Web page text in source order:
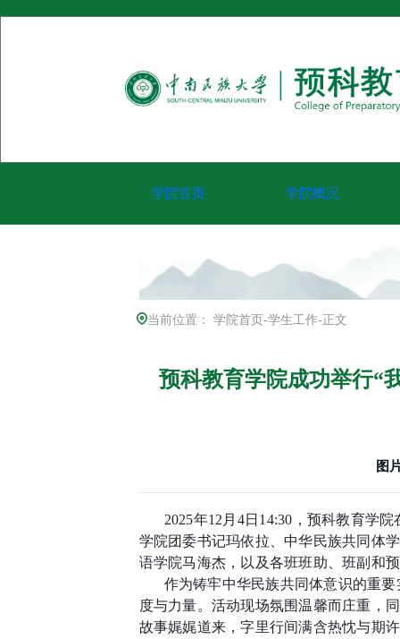
学院首页 学院概况
当前位置： 学院首页-学生工作-正文
预科教育学院成功举行“
图
2025年12 月 4日 14:30 ，预科教育学院
学院团委书记玛依拉、中华民族共同体
语学院马海杰，以及各班班助、班副和
作为铸牢中华民族共同体意识的重
度与力量。活动现场氛围温馨而庄重，
故事娓娓道来，字里行间满含热忱与期